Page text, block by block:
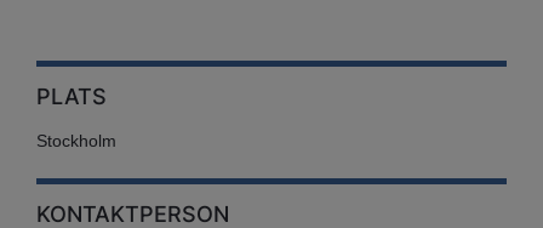
PLATS
Stockholm
KONTAKTPERSON